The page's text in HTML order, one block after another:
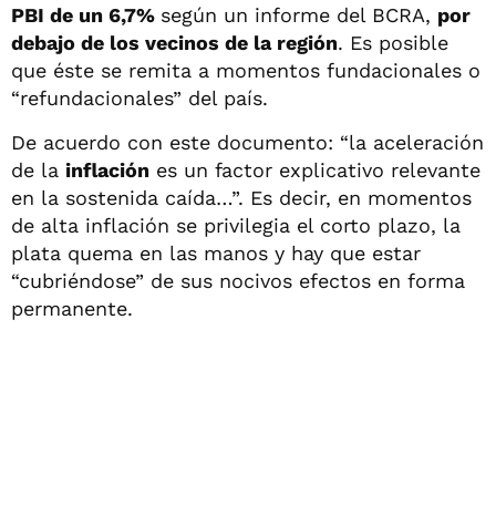
PBI de un 6,7% según un informe del BCRA, por
debajo de los vecinos de la región. Es posible
que éste se remita a momentos fundacionales o
“refundacionales” del país.
De acuerdo con este documento: “la aceleración
de la inflación es un factor explicativo relevante
en la sostenida caída…”. Es decir, en momentos
de alta inflación se privilegia el corto plazo, la
plata quema en las manos y hay que estar
“cubriéndose” de sus nocivos efectos en forma
permanente.